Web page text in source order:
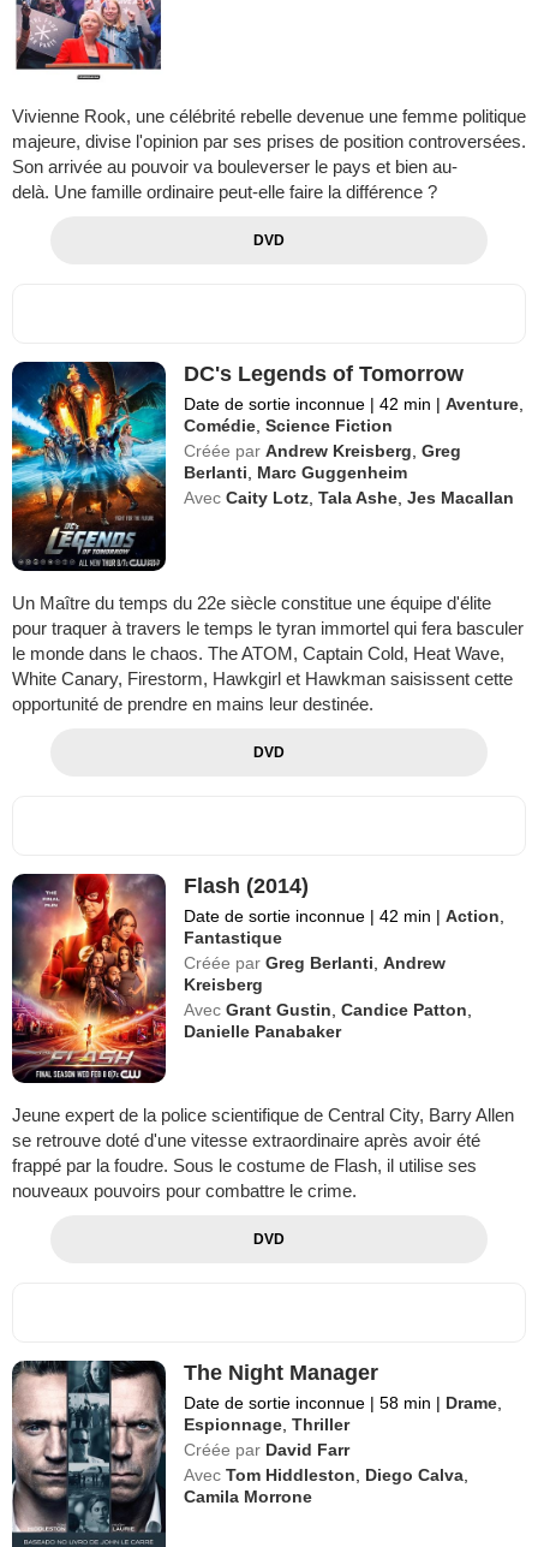
Vivienne Rook, une célébrité rebelle devenue une femme politique
majeure, divise l'opinion par ses prises de position controversées.
Son arrivée au pouvoir va bouleverser le pays et bien au-
delà. Une famille ordinaire peut-elle faire la différence ?
DVD
DC's Legends of Tomorrow
Date de sortie inconnue | 42 min | Aventure
Comédie ,Science Fiction
Créée par Andrew Kreisberg ,Greg
Berlanti
Marc Guggenheim
Avec Caity Lotz ,Tala Ashe ,Jes Macallan
Un Maître du temps du 22e siècle constitue une équipe d'élite
pour traquer à travers le temps le tyran immortel qui fera basculer
le monde dans le chaos. The ATOM, Captain Cold, Heat Wave,
White Canary, Firestorm, Hawkgirl et Hawkman saisissent cette
opportunité de prendre en mains leur destinée.
DVD
Flash (2014)
Date de sortie inconnue | 42 min | Action
Fantastique
Créée par Greg Berlanti ,Andrew
Kreisberg
Avec Grant Gustin ,Candice Patton
Danielle Panabaker
Jeune expert de la police scientifique de Central City, Barry Allen
se retrouve doté d'une vitesse extraordinaire après avoir été
frappé par la foudre. Sous le costume de Flash, il utilise ses
nouveaux pouvoirs pour combattre le crime.
DVD
The Night Manager
Date de sortie inconnue | 58 min | Drame
Espionnage ,Thriller
Créée par David Farr
Avec Tom Hiddleston Diego Calva
Camila Morrone